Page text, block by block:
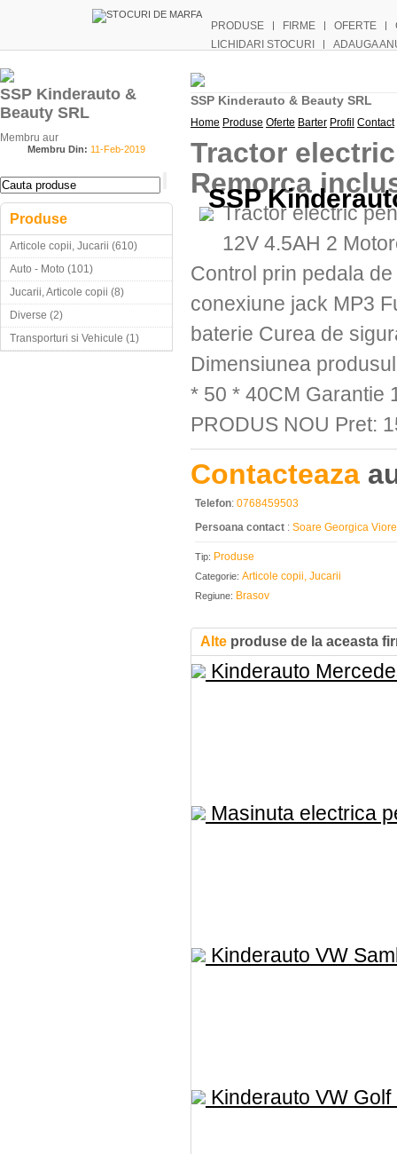
PRODUSE FIRME OFERTE
LICHIDARI STOCURI
ADAUGA
SSP Kinderauto &
Beauty SRL
Membru aur
Membru Din: 11-Feb-2019
Produse
Articole copii, Jucarii (610)
Auto - Moto (101)
Jucarii, Articole copii (8)
Diverse (2)
Transporturi si Vehicule (1)
SSP
SSP Kinderauto & Beauty SRL
Home Produse Oferte Barter Profil Contact
Tractor
Remorca
Tractor electric
12V 4.5AH 2
Control prin pedala
conexiune jack MP3
baterie Curea de
Dimensiunea
* 50 * 40CM Garantie
PRODUS NOU Pret:
Contacteaza
Telefon: 0768459503
Persoana contact : Soare Georgica
Tip: Produse
Categorie: Articole copii, Jucarii
Regiune: Brasov
Alte produse de la aceasta
Kinderauto
Masinuta electrica
Kinderauto VW
Kinderauto VW Golf